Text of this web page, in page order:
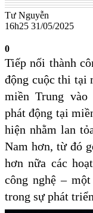
Tư Nguyễn
16h25 31/05/2025
0
Tiếp nối thành
động cuộc thi tại
miền Trung vào
phát động tại
hiện nhằm lan
Nam hơn, từ đó
hơn nữa các
công nghệ –
trong sự phát